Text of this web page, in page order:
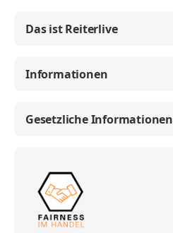
Das ist Reiterlive
Informationen
Gesetzliche Informationen